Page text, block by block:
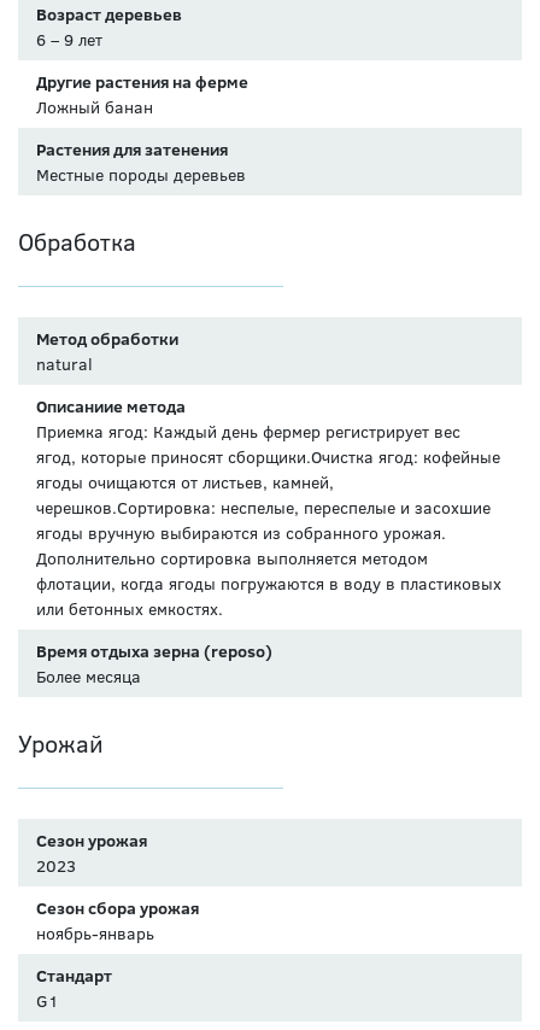
Возраст деревьев
6 – 9 лет
Другие растения на ферме
Ложный банан
Растения для затенения
Местные породы деревьев
Обработка
Метод обработки
natural
Описаниие метода
Приемка ягод: Каждый день фермер регистрирует вес
ягод, которые приносят сборщики.Очистка ягод: кофейные
ягоды очищаются от листьев, камней,
черешков.Сортировка: неспелые, переспелые и засохшие
ягоды вручную выбираются из собранного урожая.
Дополнительно сортировка выполняется методом
флотации, когда ягоды погружаются в воду в пластиковых
или бетонных емкостях.
Время отдыха зерна (reposo)
Более месяца
Урожай
Сезон урожая
2023
Сезон сбора урожая
ноябрь-январь
Стандарт
G1